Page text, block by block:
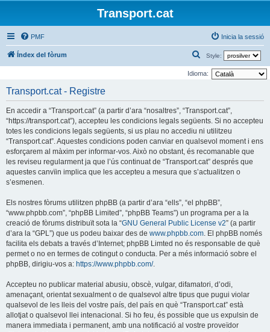
Transport.cat
PMF Inicia la sessió
Índex del fòrum Style:
e
a
Idioma:
Transport.cat - Registre
En accedir a “Transport.cat” (a partir d’ara “nosaltres”, “Transport.cat”,
“https://transport.cat”), accepteu les condicions legals següents. Si no accepteu
totes les condicions legals següents, si us plau no accediu ni utilitzeu
“Transport.cat”. Aquestes condicions poden canviar en qualsevol moment i ens
esforçarem al màxim per informar-vos. Això no obstant, és recomanable que
les reviseu regularment ja que l’ús continuat de “Transport.cat” després que
aquestes canvïin implica que les accepteu a mesura que s’actualitzen o
s’esmenen.
Els nostres fòrums utilitzen phpBB (a partir d’ara “ells”, “el phpBB”,
“www.phpbb.com”, “phpBB Limited”, “phpBB Teams”) un programa per a la
creació de fòrums distribuït sota la “GNU General Public License v2” (a partir
d’ara la “GPL”) que us podeu baixar des de www.phpbb.com . El phpBB només
facilita els debats a través d’Internet; phpBB Limted no és responsable de què
permet o no en termes de cotingut o conducta. Per a més informació sobre el
phpBB, dirigiu-vos a: https://www.phpbb.com/.
Accepteu no publicar material abusiu, obscè, vulgar, difamatori, d’odi,
amenaçant, orientat sexualment o de qualsevol altre tipus que pugui violar
qualsevol de les lleis del vostre país, del país en què “Transport.cat” està
allotjat o qualsevol llei intenacional. Si ho feu, és possible que us expulsin de
manera immediata i permanent, amb una notificació al vostre proveïdor